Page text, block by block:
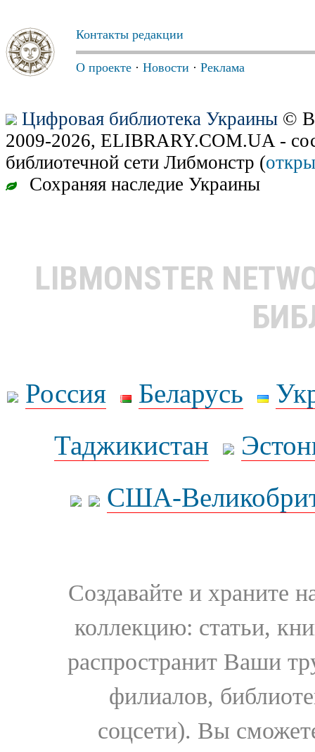
Контакты редакции
О проекте · Новости · Реклама
Цифровая библиотека Украины ©
2009-2026, ELIBRARY.COM.UA -
библиотечной сети Либмонстр (
Сохраняя наследие Украины
LIBMONSTER
Россия Беларусь
Таджикистан
США-
Создавайте и храните
коллекцию: статьи,
распространит Ваши
филиалов,
соцсети). Вы